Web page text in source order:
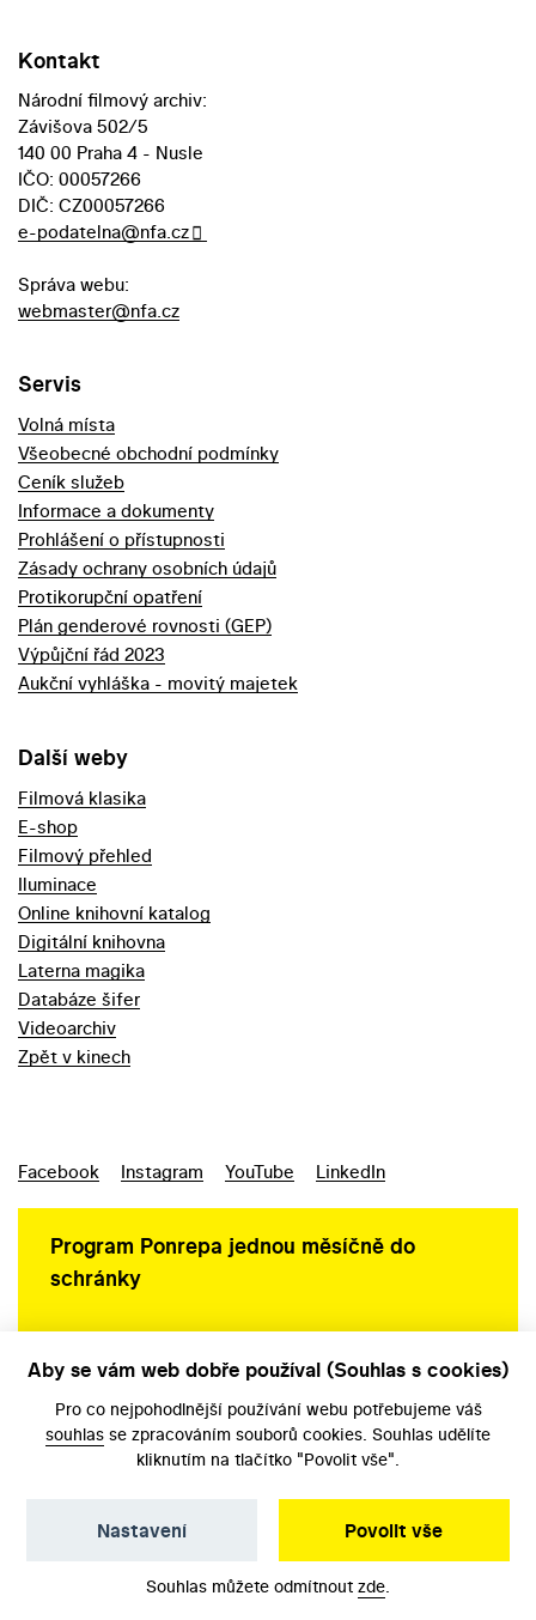
Kontakt
Národní filmový archiv:
Závišova 502/5
140 00 Praha 4 - Nusle
IČO: 00057266
DIČ: CZ00057266
e-podatelna@nfa.cz
Správa webu:
webmaster@nfa.cz
Servis
Volná místa
Všeobecné obchodní podmínky
Ceník služeb
Informace a dokumenty
Prohlášení o přístupnosti
Zásady ochrany osobních údajů
Protikorupční opatření
Plán genderové rovnosti (GEP)
Výpůjční řád 2023
Aukční vyhláška - movitý majetek
Další weby
Filmová klasika
E-shop
Filmový přehled
Iluminace
Online knihovní katalog
Digitální knihovna
Laterna magika
Databáze šifer
Videoarchiv
Zpět v kinech
Facebook Instagram YouTube LinkedIn
Program Ponrepa jednou měsíčně do
schránky
Aby se vám web dobře používal (Souhlas s cookies)
Pro co nejpohodlnější používání webu potřebujeme váš
souhlas se zpracováním souborů cookies. Souhlas udělíte
kliknutím na tlačítko "Povolit vše".
Povolit vše
Nastavení
Souhlas můžete odmítnout zde